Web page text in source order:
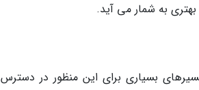
به شمار می آید.
بسیاری برای این منظور در دسترس